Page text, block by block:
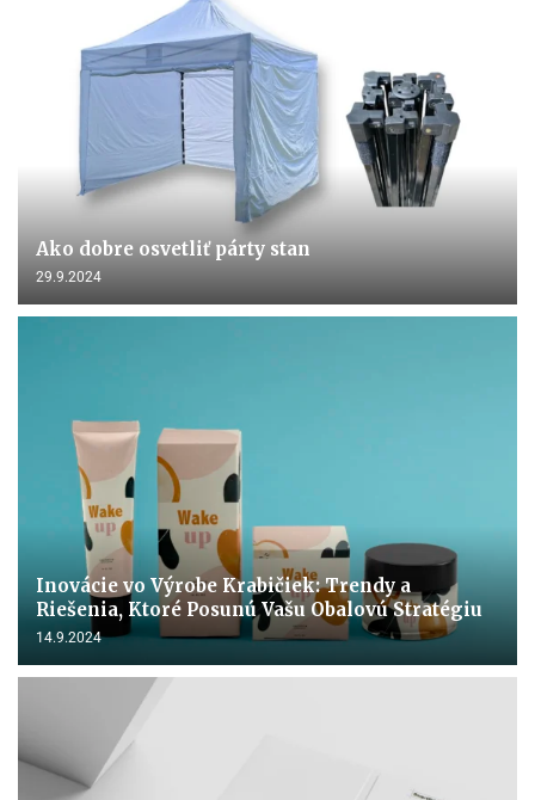
Ako dobre osvetliť párty stan
29.9.2024
Inovácie vo Výrobe Krabičiek: Trendy a
Riešenia, Ktoré Posunú Vašu Obalovú Stratégiu
14.9.2024